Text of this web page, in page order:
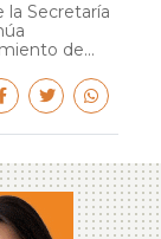
la Secretaría
de...